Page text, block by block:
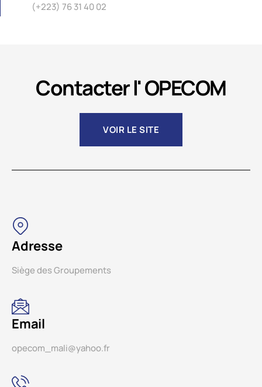
(+223) 76 31 40 02
Contacter l' OPECOM
VOIR LE SITE
Adresse
Siège des Groupements
Email
opecom_mali@yahoo.fr